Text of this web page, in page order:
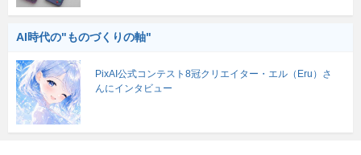
AI時代の"ものづくりの軸"
PixAI公式コンテスト8冠クリエイター・エル（Eru）さ
んにインタビュー